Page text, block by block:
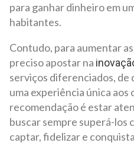
para ganhar dinheiro em
habitantes.
Contudo, para aumentar
preciso apostar na
serviços diferenciados, de
uma experiência única
recomendação é estar
buscar sempre superá-los
captar, fidelizar e